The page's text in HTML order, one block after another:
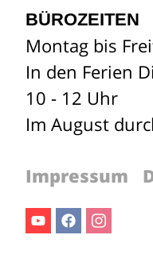
BÜROZEITEN
Montag bis
In den Ferien
10 - 12 Uhr
Im August
Impressum